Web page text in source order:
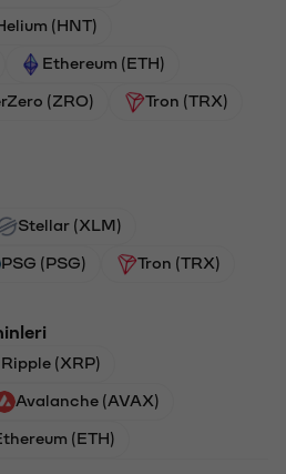
(HNT)
Ethereum (ETH)
(ZRO) Tron (TRX)
Stellar (XLM)
PSG (PSG) Tron (TRX)
Ripple (XRP)
Avalanche (AVAX)
(ETH)